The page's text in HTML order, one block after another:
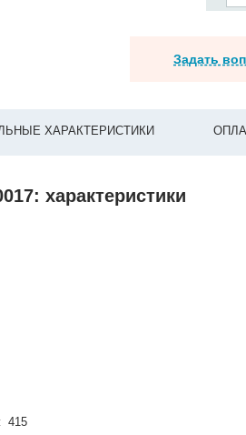
Задать
ХАРАКТЕРИСТИКИ
характеристики
415